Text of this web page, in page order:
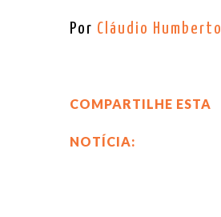
Por Cláudio Humberto
COMPARTILHE ESTA
NOTÍCIA: